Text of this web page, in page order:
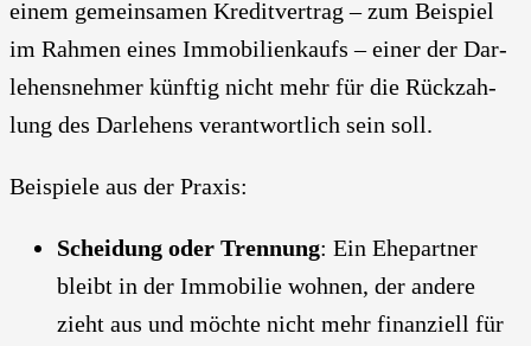
einem gemein­sa­men Kre­dit­ver­trag – zum Bei­spiel
im Rah­men eines Immo­bi­li­en­kaufs – einer der Dar­
le­hens­neh­mer künf­tig nicht mehr für die Rück­zah­
lung des Dar­le­hens ver­ant­wort­lich sein soll.
Bei­spie­le aus der Pra­xis:
Schei­dung oder Tren­nung: Ein Ehe­part­ner
bleibt in der Immo­bi­lie woh­nen, der ande­re
zieht aus und möch­te nicht mehr finan­zi­ell für